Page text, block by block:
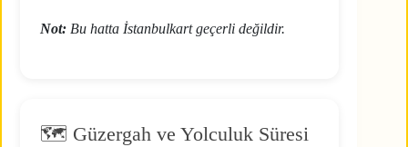
Not: Bu hatta İstanbulkart geçerli değildir.
🗺️ Güzergah ve Yolculuk Süresi